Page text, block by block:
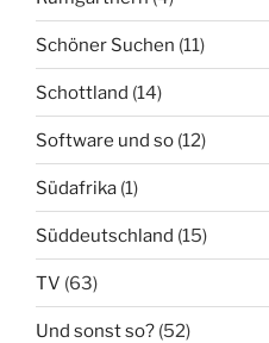
Schöner Suchen (11)
Schottland (14)
Software und so (12)
Südafrika (1)
Süddeutschland (15)
TV (63)
Und sonst so? (52)